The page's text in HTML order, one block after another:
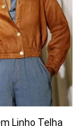
Linho Telha